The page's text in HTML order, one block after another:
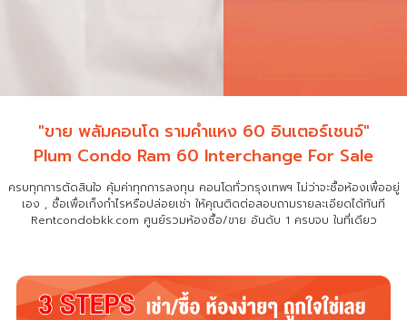
"ขาย พลัมคอนโด รามคำแหง 60 อินเตอร์เชนจ์"
Plum Condo Ram 60 Interchange For Sale
ครบทุกการตัดสินใจ คุ้มค่าทุกการลงทุน คอนโดทั่วกรุงเทพฯ ไม่ว่าจะซื้อห้องเพื่ออยู่
เอง , ซื้อเพื่อเก็งกำไรหรือปล่อยเช่า ให้คุณติดต่อสอบถามรายละเอียดได้ทันที
Rentcondobkk.com ศูนย์รวมห้องซื้อ/ขาย อันดับ 1 ครบจบ ในที่เดียว